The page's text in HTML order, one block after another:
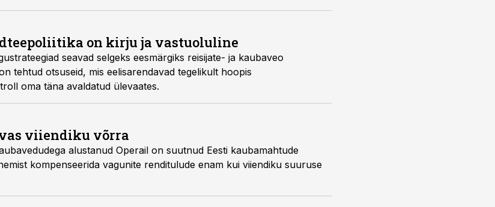
turuosa.
on kirju ja vastuoluline
seavad selgeks eesmärgiks reisijate- ja kaubaveo
tehtud otsuseid, mis eelisarendavad tegelikult hoopis
oma täna avaldatud ülevaates.
viiendiku võrra
alustanud Operail on suutnud Eesti kaubamahtude
kompenseerida vagunite renditulude enam kui viiendiku suuruse